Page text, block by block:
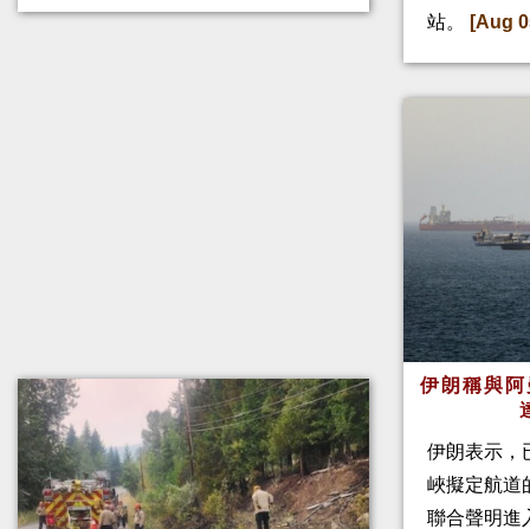
站。
[Aug
伊朗稱與
伊朗表示，
峽擬定航道
聯合聲明進